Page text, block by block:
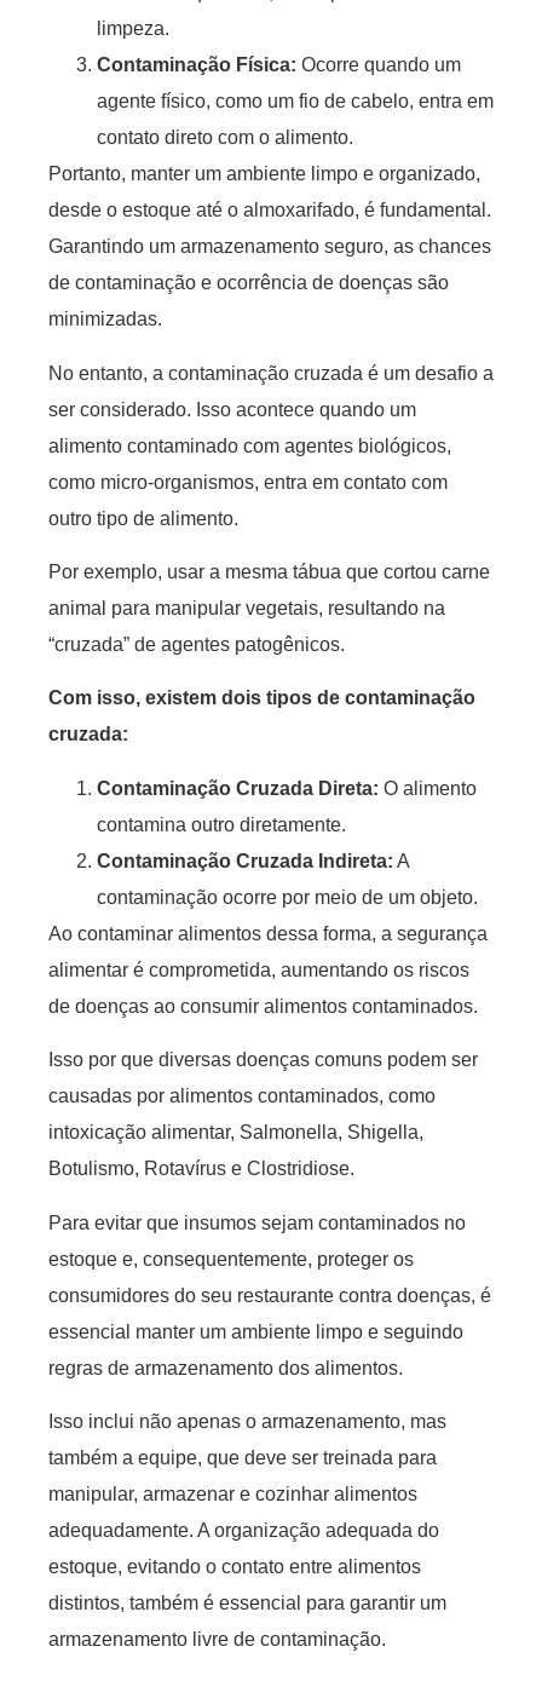
limpeza.
Contaminação Física: Ocorre quando um
agente físico, como um fio de cabelo, entra em
contato direto com o alimento.
Portanto, manter um ambiente limpo e organizado,
desde o estoque até o almoxarifado, é fundamental.
Garantindo um armazenamento seguro, as chances
de contaminação e ocorrência de doenças são
minimizadas.
No entanto, a contaminação cruzada é um desafio a
ser considerado. Isso acontece quando um
alimento contaminado com agentes biológicos,
como micro-organismos, entra em contato com
outro tipo de alimento.
Por exemplo, usar a mesma tábua que cortou carne
animal para manipular vegetais, resultando na
“cruzada” de agentes patogênicos.
Com isso, existem dois tipos de contaminação
cruzada:
Contaminação Cruzada Direta: O alimento
contamina outro diretamente.
Contaminação Cruzada Indireta: A
contaminação ocorre por meio de um objeto.
Ao contaminar alimentos dessa forma, a segurança
alimentar é comprometida, aumentando os riscos
de doenças ao consumir alimentos contaminados.
Isso por que diversas doenças comuns podem ser
causadas por alimentos contaminados, como
intoxicação alimentar, Salmonella, Shigella,
Botulismo, Rotavírus e Clostridiose.
Para evitar que insumos sejam contaminados no
estoque e, consequentemente, proteger os
consumidores do seu restaurante contra doenças, é
essencial manter um ambiente limpo e seguindo
regras de armazenamento dos alimentos.
Isso inclui não apenas o armazenamento, mas
também a equipe, que deve ser treinada para
manipular, armazenar e cozinhar alimentos
adequadamente. A organização adequada do
estoque, evitando o contato entre alimentos
distintos, também é essencial para garantir um
armazenamento livre de contaminação.